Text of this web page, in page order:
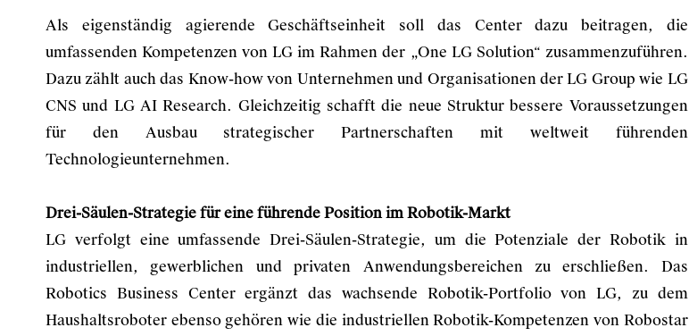
Als eigenständig agierende Geschäftseinheit soll das Center dazu beitragen, die
umfassenden Kompetenzen von LG im Rahmen der „One LG Solution“ zusammenzuführen.
Dazu zählt auch das Know-how von Unternehmen und Organisationen der LG Group wie LG
CNS und LG AI Research. Gleichzeitig schafft die neue Struktur bessere Voraussetzungen
für den Ausbau strategischer Partnerschaften mit weltweit führenden
Technologieunternehmen.
Drei-Säulen-Strategie für eine führende Position im Robotik-Markt
LG verfolgt eine umfassende Drei-Säulen-Strategie, um die Potenziale der Robotik in
industriellen, gewerblichen und privaten Anwendungsbereichen zu erschließen. Das
Robotics Business Center ergänzt das wachsende Robotik-Portfolio von LG, zu dem
Haushaltsroboter ebenso gehören wie die industriellen Robotik-Kompetenzen von Robostar